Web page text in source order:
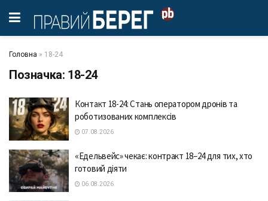
Головна » 18-24
Позначка: 18-24
Контакт 18-24: Стань оператором дронів та
роботизованих комплексів
07.08.2026
«Едельвейс» чекає: контракт 18–24 для тих, хто
готовий діяти
06.08.2026